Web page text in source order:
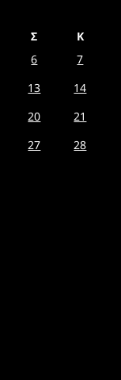
Σ
Κ
6
7
13
14
20
21
27
28